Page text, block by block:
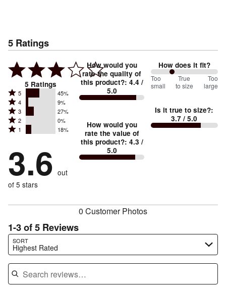
5 Ratings
5 Ratings
Rated
5
stars
by
of
reviewers
5 45%
Rated
4
stars
by
of
reviewers
4 9%
Rated
3
stars
27%
of
reviewers
3 27%
Rated
2
by
0%
of
reviewers
2 0%
Rated
stars
by
18%
of
1 18%
3.6 out
of 5 stars
How would you
rate the quality of
this product?: 4.4 /
5.0
How would you
rate the value of
this product?: 4.3 /
5.0
How does it fit?
64%
between
small
and
Too
small
True
to size
Too
large
Is it true to size?:
3.7 / 5.0
0 Customer Photos
1-3 of 5 Reviews
SORT
Highest Rated
Search reviews…